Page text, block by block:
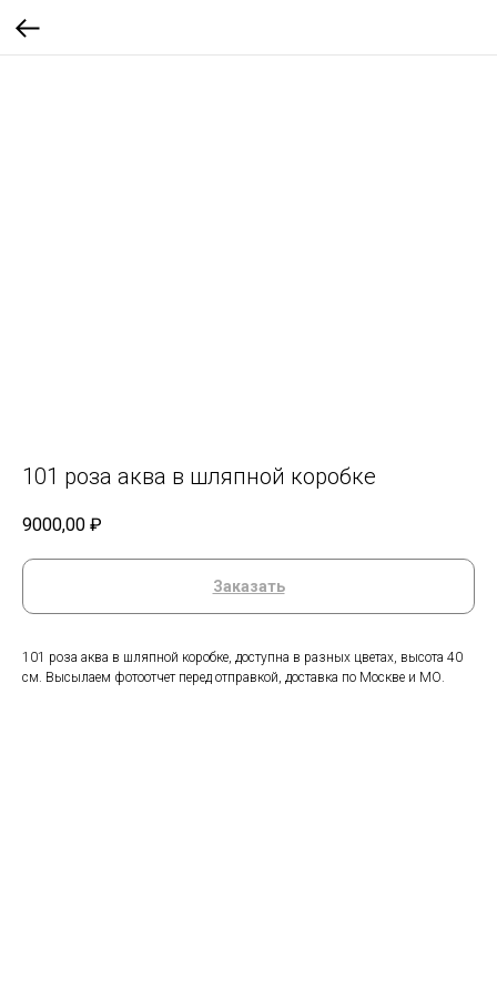
101 роза аква в шляпной коробке
9000,00 ₽
Заказать
101 роза аква в шляпной коробке, доступна в разных цветах, высота 40
см. Высылаем фотоотчет перед отправкой, доставка по Москве и МО.